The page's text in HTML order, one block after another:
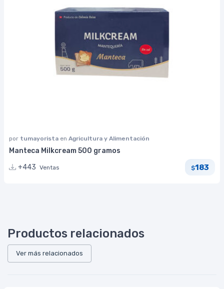
por tumayorista en Agricultura y Alimentación
Manteca Milkcream 500 gramos
+443 Ventas $183
Productos relacionados
Ver más relacionados